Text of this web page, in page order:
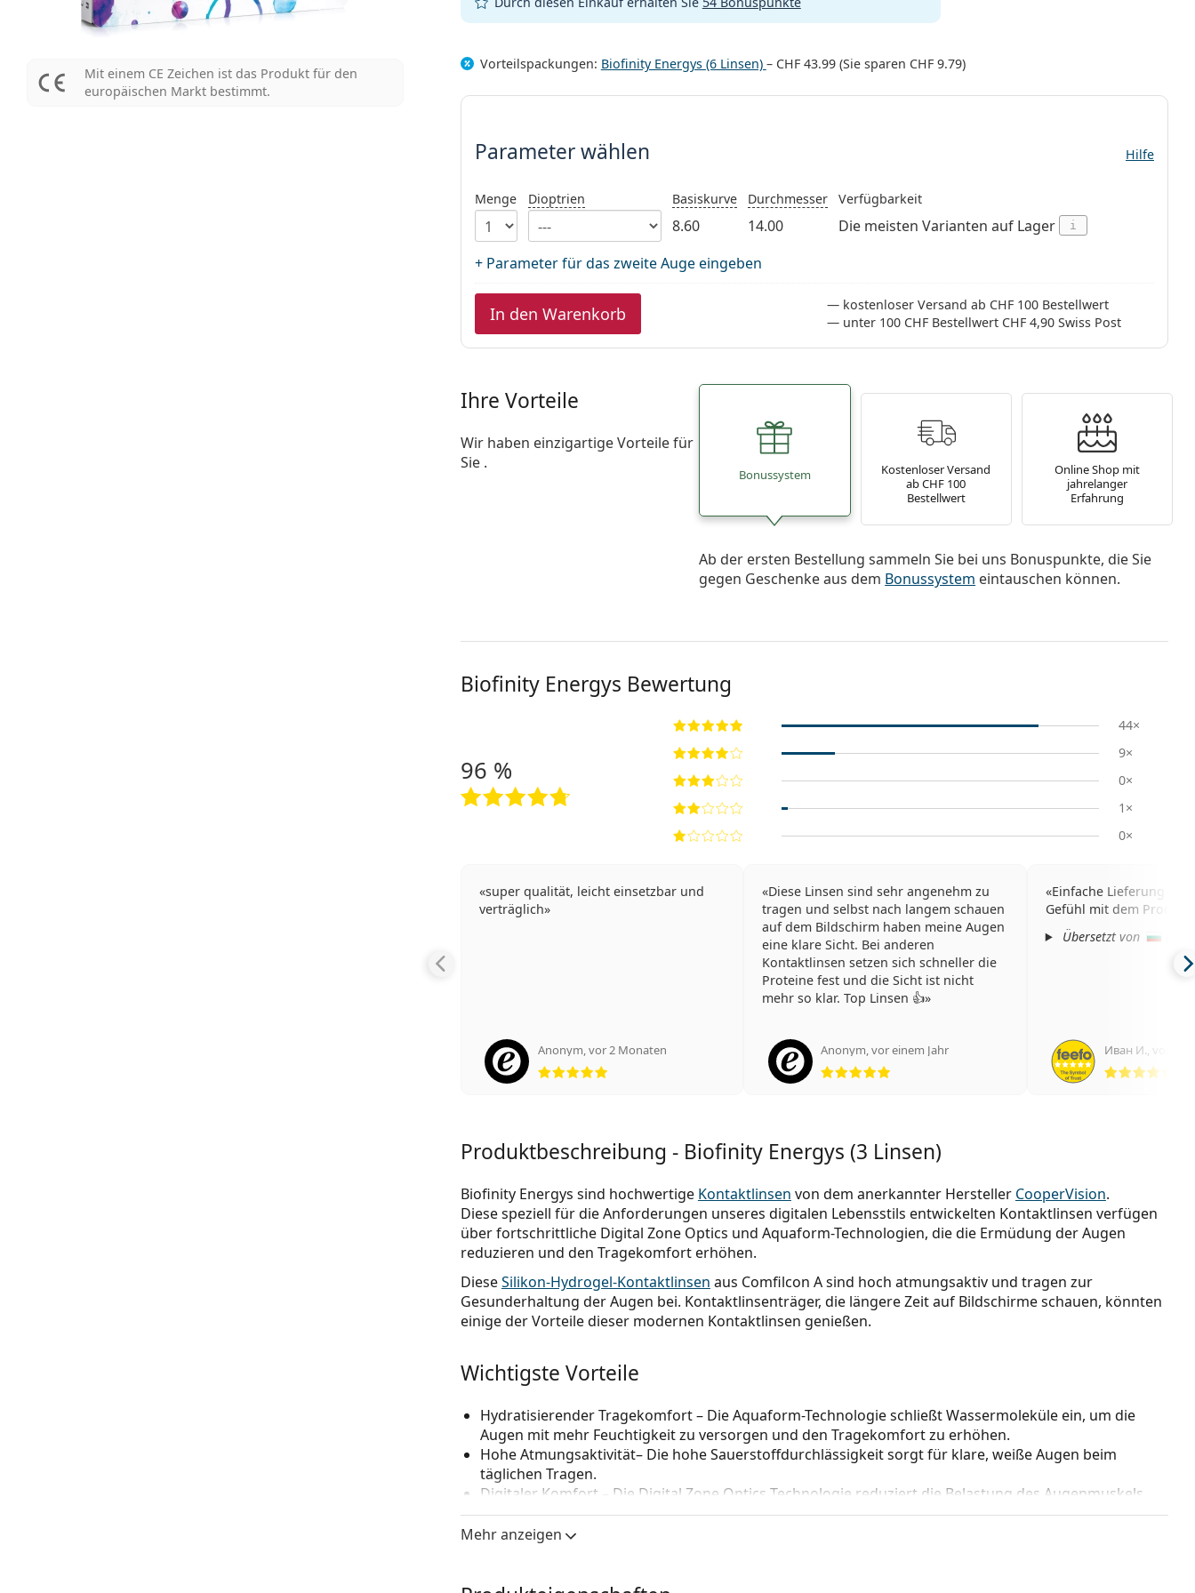
Mit einem CE Zeichen ist das Produkt für den
europäischen Markt bestimmt.
Vorteilspackungen: Biofinity Energys (6 Linsen) – CHF 43.99(Sie sparen CHF 9.79)
Parameter wählen
Parameter wählen Hilfe
Menge Dioptrien Basiskurve
8.60
Durchmesser
14.00
Verfügbarkeit
Die meisten Varianten auf Lager i
+ Parameter für das zweite Auge eingeben
In den Warenkorb
kostenloser Versand ab CHF 100 Bestellwert
unter 100 CHF Bestellwert CHF 4,90 Swiss Post
Ihre Vorteile
Wir haben einzigartige Vorteile für
Sie .
Bonussystem
Kostenloser Versand
ab CHF 100
Bestellwert
Online Shop mit
jahrelanger
Erfahrung
Ab der ersten Bestellung sammeln Sie bei uns Bonuspunkte, die Sie
gegen Geschenke aus dem Bonussystem eintauschen können.
Biofinity Energys Bewertung
96 %
44×
9×
0×
1×
0×
super qualität, leicht einsetzbar und
verträglich
Anonym,vor 2 Monaten
Diese Linsen sind sehr angenehm zu
tragen und selbst nach langem schauen
auf dem Bildschirm haben meine Augen
eine klare Sicht. Bei anderen
Kontaktlinsen setzen sich schneller die
Proteine fest und die Sicht ist nicht
mehr so klar. Top Linsen 👍
Anonym,vor einem Jahr
Bewertung 5 aus 5
Einfache Lieferung
Gefühl mit dem Produkt
Übersetzt von
Иван И., vor
Produktbeschreibung - Biofinity Energys (3 Linsen)
Biofinity Energys sind hochwertige Kontaktlinsen von dem anerkannter Hersteller CooperVision.
Diese speziell für die Anforderungen unseres digitalen Lebensstils entwickelten Kontaktlinsen verfügen
über fortschrittliche Digital Zone Optics und Aquaform-Technologien, die die Ermüdung der Augen
reduzieren und den Tragekomfort erhöhen.
DieseSilikon-Hydrogel-Kontaktlinsen aus Comfilcon A sind hoch atmungsaktiv und tragen zur
Gesunderhaltung der Augen bei. Kontaktlinsenträger, die längere Zeit auf Bildschirme schauen, könnten
einige der Vorteile dieser modernen Kontaktlinsen genießen.
Wichtigste Vorteile
Hydratisierender Tragekomfort– Die Aquaform-Technologie schließt Wassermoleküle ein, um die
Augen mit mehr Feuchtigkeit zu versorgen und den Tragekomfort zu erhöhen.
Hohe Atmungsaktivität– Die hohe Sauerstoffdurchlässigkeit sorgt für klare, weiße Augen beim
täglichen Tragen.
Digitaler Komfort
– Die Digital Zone Optics Technologie reduziert die Belastung des Augenmuskels
und hilft beitrockenen Augenund Müdigkeit in Verbindung mitder digitalen Augenbelastung.
Flexibles Tragen
Mehr anzeigen